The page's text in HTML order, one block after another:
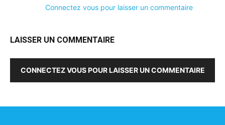
Connectez vous pour laisser un commentaire
LAISSER UN COMMENTAIRE
CONNECTEZ VOUS POUR LAISSER UN COMMENTAIRE